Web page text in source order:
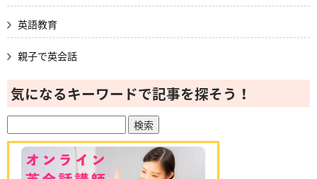
英語教育
親子で英会話
気になるキーワードで記事を探そう！